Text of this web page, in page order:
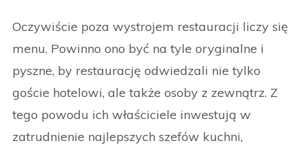
Oczywiście poza wystrojem restauracji liczy się
menu. Powinno ono być na tyle oryginalne i
pyszne, by restaurację odwiedzali nie tylko
goście hotelowi, ale także osoby z zewnątrz. Z
tego powodu ich właściciele inwestują w
zatrudnienie najlepszych szefów kuchni,